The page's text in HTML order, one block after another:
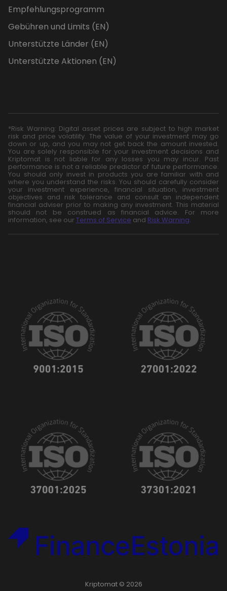
Empfehlungsprogramm
Gebühren und Limits (EN)
Unterstützte Länder (EN)
Unterstützte Aktionen (EN)
*Risk Warning: Digital asset prices are subject to high market
risk and price volatility. The value of your investment may go
down or up, and you may not get back the amount invested.
You are solely responsible for your investment decisions and
Kriptomat is not liable for any losses you may incur. Past
performance is not a reliable predictor of future performance.
You should only invest in products you are familiar with and
where you understand the risks. You should carefully consider
your investment experience, financial situation, investment
objectives and risk tolerance and consult an independent
financial adviser prior to making any investment. This material
should not be construed as financial advice. For more
information, see our Terms of Service and Risk Warning.
Kriptomat © 2026